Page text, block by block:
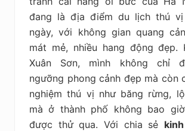
kiệm
đang là địa điểm du lịch thú
ngày, với không gian quang
mát mẻ, nhiều hang động đẹp.
Xuân Sơn, mình không chỉ
ngưỡng phong cảnh đẹp mà còn
nghiệm thú vị như băng rừng,
mà ở thành phố không bao
được thử qua. Với chia sẻ